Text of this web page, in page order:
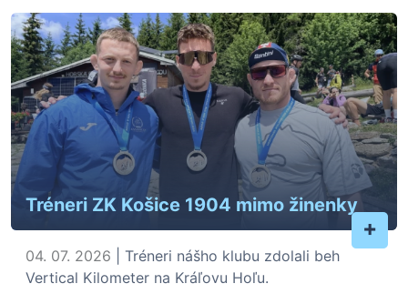
Tréneri ZK Košice 1904 mimo žinenky
+
04. 07. 2026 | Tréneri nášho klubu zdolali beh
Vertical Kilometer na Kráľovu Hoľu.